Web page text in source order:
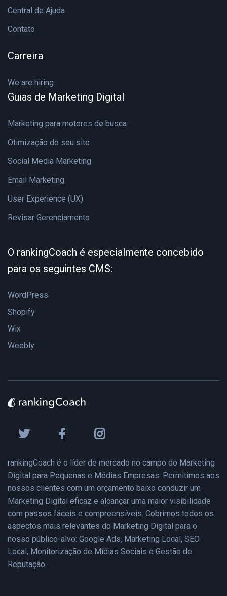
Central de Ajuda
Contato
Carreira
We are hiring
Guias de Marketing Digital
Marketing para motores de busca
Otimização do seu site
Social Media Marketing
Email Marketing
User Experience (UX)
Revisar Gerenciamento
O rankingCoach é especialmente concebido
para os seguintes CMS:
WordPress
Shopify
Wix
Weebly
rankingCoach é o líder de mercado no campo do Marketing
Digital para Pequenas e Médias Empresas. Permitimos aos
nossos clientes com um orçamento baixo conduzir um
Marketing Digital eficaz e alcançar uma maior visibilidade
com passos fáceis e compreensíveis. Cobrimos todos os
aspectos mais relevantes do Marketing Digital para o
nosso público-alvo: Google Ads, Marketing Local, SEO
Local, Monitorização de Mídias Sociais e Gestão de
Reputação.